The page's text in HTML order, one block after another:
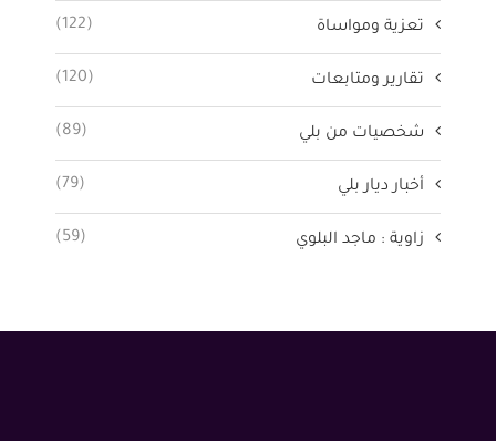
تعزية ومواساة (122)
تقارير ومتابعات (120)
شخصيات من بلي (89)
أخبار ديار بلي (79)
زاوية : ماجد البلوي (59)